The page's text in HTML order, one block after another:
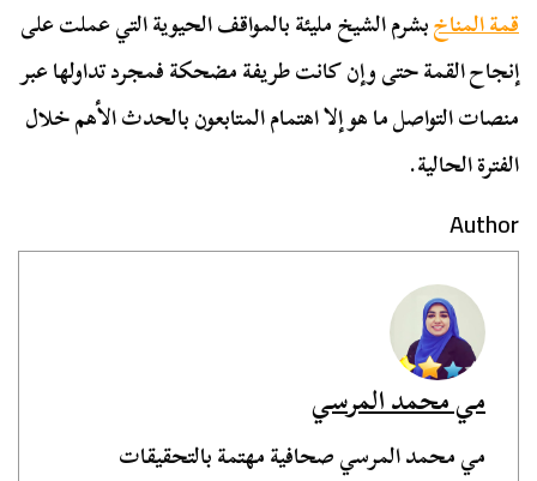
قمة المناخبشرم الشيخ مليئة بالمواقف الحيوية التي عملت على
إنجاح القمة حتى وإن كانت طريفة مضحكة فمجرد تداولها عبر
منصات التواصل ما هو إلا اهتمام المتابعون بالحدث الأهم خلال
الفترة الحالية.
Author
مي محمد المرسي
مي محمد المرسي صحافية مهتمة بالتحقيقات